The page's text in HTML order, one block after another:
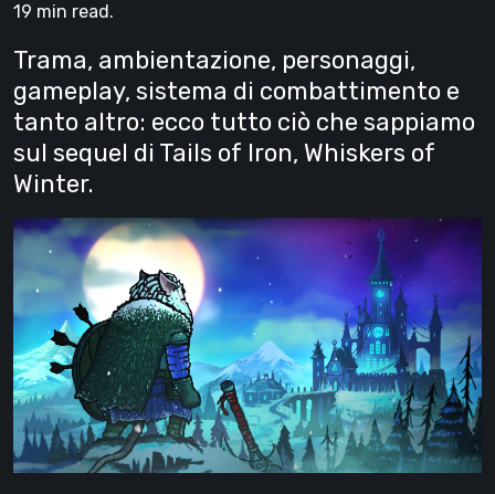
19 min read.
Trama, ambientazione, personaggi,
gameplay, sistema di combattimento e
tanto altro: ecco tutto ciò che sappiamo
sul sequel di Tails of Iron, Whiskers of
Winter.